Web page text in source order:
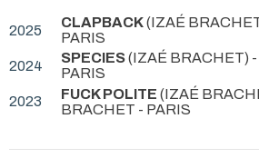
2025 CLAPBACK(IZAÉ
PARIS
2024
SPECIES(IZAÉ BRACHET)
PARIS
2023
FUCK POLITE (IZAÉ
BRACHET - PARIS